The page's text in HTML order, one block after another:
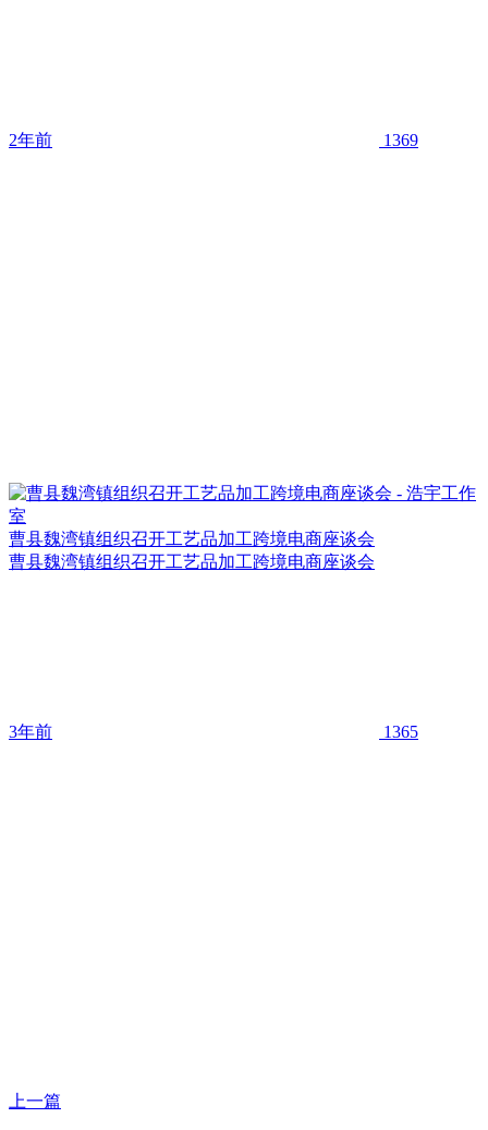
2年前 1369
曹县魏湾镇组织召开工艺品加工跨境电商座谈会
曹县魏湾镇组织召开工艺品加工跨境电商座谈会
3年前 1365
上一篇